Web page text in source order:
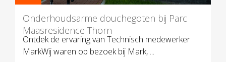
Onderhoudsarme douchegoten bij Parc
Maasresidence Thorn
Ontdek de ervaring van Technisch medewerker
MarkWij waren op bezoek bij Mark, ...